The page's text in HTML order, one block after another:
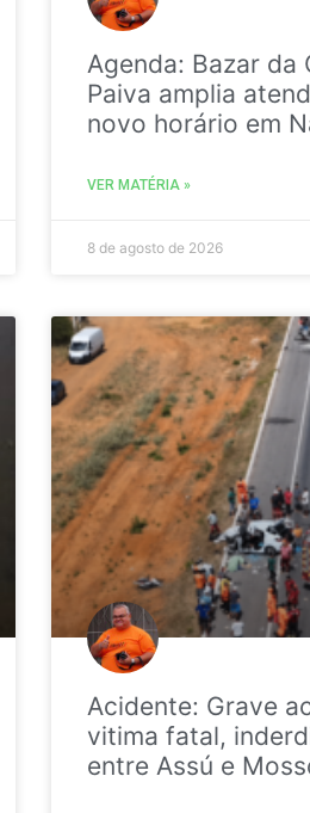
Agenda: Bazar da
Paiva amplia
novo horário em
VER MATÉRIA »
8 de agosto de 2026
Acidente: Grave
vitima fatal,
entre Assú e